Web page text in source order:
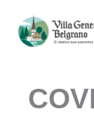
contenido